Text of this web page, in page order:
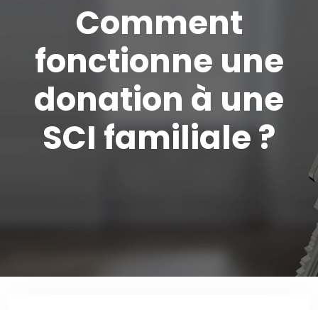
Comment
fonctionne une
donation à une
SCI familiale ?